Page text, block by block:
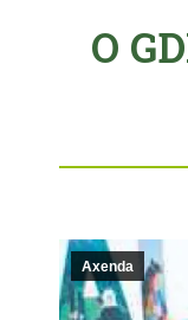
O
Axenda